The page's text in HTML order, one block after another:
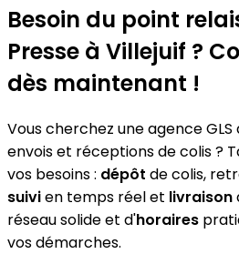
−
Besoin du point
Presse à Villejuif ?
dès maintenant !
Vous cherchez une agence GLS
envois et réceptions de colis ?
vos besoins : dépôt de colis,
suivien temps réel et livraison
réseau solide et d'horaires
vos démarches.